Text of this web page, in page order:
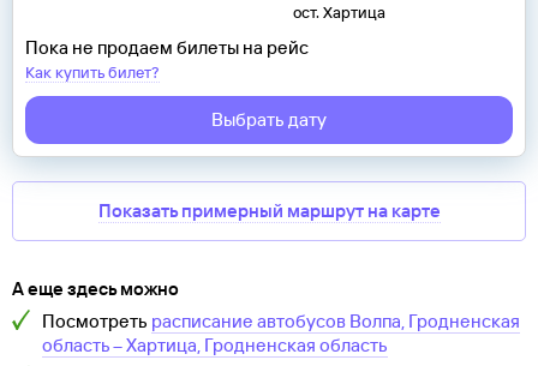
ост. Хартица
Пока не продаем билеты на рейс
Как купить билет?
Выбрать дату
Показать примерный маршрут на карте
А еще здесь можно
Посмотреть расписание автобусов Волпа, Гродненская
область–Хартица, Гродненская область